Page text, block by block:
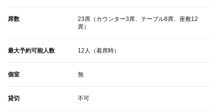
席数
23席（カウンター3席、テーブル8席、座敷12
席）
最大予約可能人数 12人（着席時）
個室 無
貸切 不可